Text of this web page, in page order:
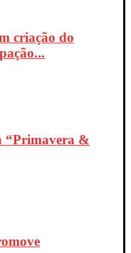
criação do
“Primavera &